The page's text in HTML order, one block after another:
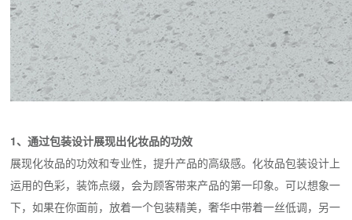
1、通过包装设计展现出化妆品的功效
展现化妆品的功效和专业性，提升产品的高级感。化妆品包装设计上
运用的色彩，装饰点缀，会为顾客带来产品的第一印象。可以想象一
下，如果在你面前，放着一个包装精美，奢华中带着一丝低调，另一